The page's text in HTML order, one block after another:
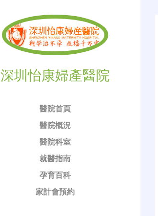
深圳怡康婦產醫院
醫院首頁
醫院概況
醫院科室
就醫指南
孕育百科
家計會預約